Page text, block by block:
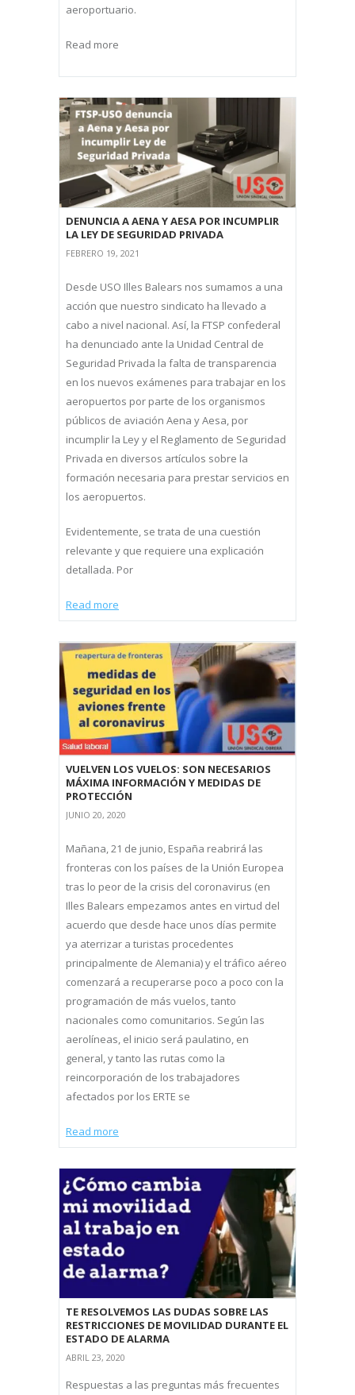
aeroportuario.
Read more
DENUNCIA A AENA Y AESA POR INCUMPLIR
LA LEY DE SEGURIDAD PRIVADA
FEBRERO 19, 2021
Desde USO Illes Balears nos sumamos a una
acción que nuestro sindicato ha llevado a
cabo a nivel nacional. Así, la FTSP confederal
ha denunciado ante la Unidad Central de
Seguridad Privada la falta de transparencia
en los nuevos exámenes para trabajar en los
aeropuertos por parte de los organismos
públicos de aviación Aena y Aesa, por
incumplir la Ley y el Reglamento de Seguridad
Privada en diversos artículos sobre la
formación necesaria para prestar servicios en
los aeropuertos.
Evidentemente, se trata de una cuestión
relevante y que requiere una explicación
detallada. Por
Read more
VUELVEN LOS VUELOS: SON NECESARIOS
MÁXIMA INFORMACIÓN Y MEDIDAS DE
PROTECCIÓN
JUNIO 20, 2020
Mañana, 21 de junio, España reabrirá las
fronteras con los países de la Unión Europea
tras lo peor de la crisis del coronavirus (en
Illes Balears empezamos antes en virtud del
acuerdo que desde hace unos días permite
ya aterrizar a turistas procedentes
principalmente de Alemania) y el tráfico aéreo
comenzará a recuperarse poco a poco con la
programación de más vuelos, tanto
nacionales como comunitarios. Según las
aerolíneas, el inicio será paulatino, en
general, y tanto las rutas como la
reincorporación de los trabajadores
afectados por los ERTE se
Read more
TE RESOLVEMOS LAS DUDAS SOBRE LAS
RESTRICCIONES DE MOVILIDAD DURANTE EL
ESTADO DE ALARMA
ABRIL 23, 2020
Respuestas a las preguntas más frecuentes